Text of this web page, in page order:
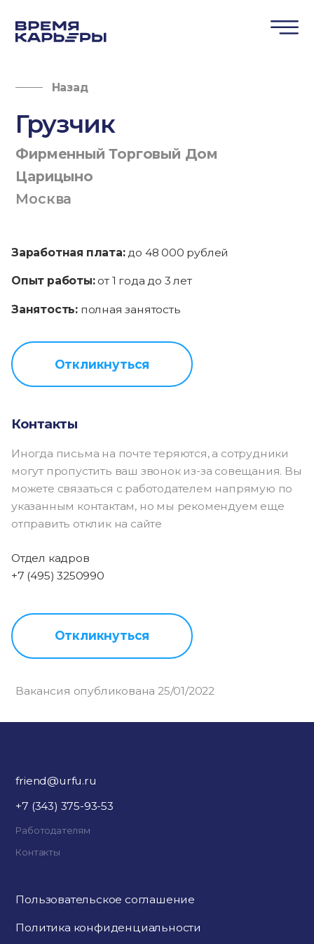
Назад
Грузчик
Фирменный Торговый Дом
Царицыно
Москва
Заработная плата:до 48 000 рублей
Опыт работы:от 1 года до 3 лет
Занятость: полная занятость
Откликнуться
Контакты
Иногда письма на почте теряются, а сотрудники
могут пропустить ваш звонок из-за совещания. Вы
можете связаться с работодателем напрямую по
указанным контактам, но мы рекомендуем еще
отправить отклик на сайте
Отдел кадров
+7 (495) 3250990
Откликнуться
Вакансия опубликована 25/01/2022
friend@urfu.ru
+7 (343) 375-93-53
Работодателям
Контакты
Пользовательское соглашение
Политика конфиденциальности